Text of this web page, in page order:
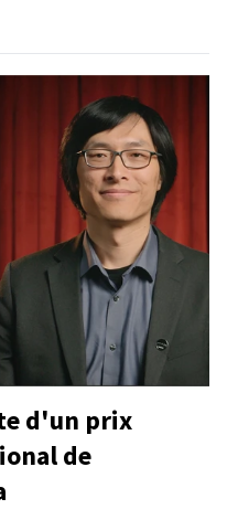
d'un prix
de